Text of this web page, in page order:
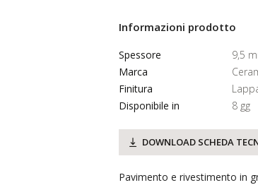
Informazioni prodotto
Spessore
9,5
Marca
Finitura
Disponibile in
8 gg
DOWNLOAD SCHEDA
Pavimento e rivestimento in